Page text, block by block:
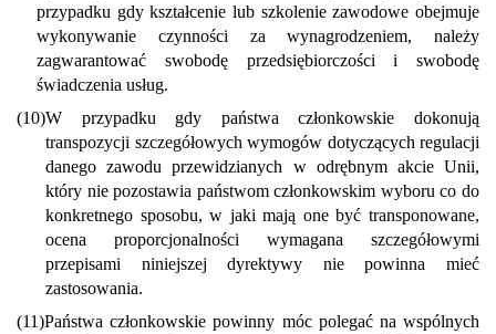
przypadku gdy kształcenie lub szkolenie zawodowe obejmuje
wykonywanie czynności za wynagrodzeniem, należy
zagwarantować swobodę przedsiębiorczości i swobodę
świadczenia usług.
(10)W przypadku gdy państwa członkowskie dokonują
transpozycji szczegółowych wymogów dotyczących regulacji
danego zawodu przewidzianych w odrębnym akcie Unii,
który nie pozostawia państwom członkowskim wyboru co do
konkretnego sposobu, w jaki mają one być transponowane,
ocena proporcjonalności wymagana szczegółowymi
przepisami niniejszej dyrektywy nie powinna mieć
zastosowania.
(11)Państwa członkowskie powinny móc polegać na wspólnych